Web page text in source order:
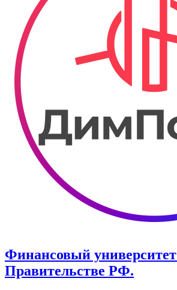
Финансовый
Правительстве РФ.